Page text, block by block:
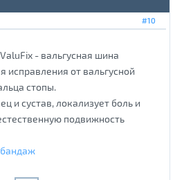
#10
- вальгусная шина
исправления от вальгусной
стопы.
и сустав, локализует боль и
подвижность